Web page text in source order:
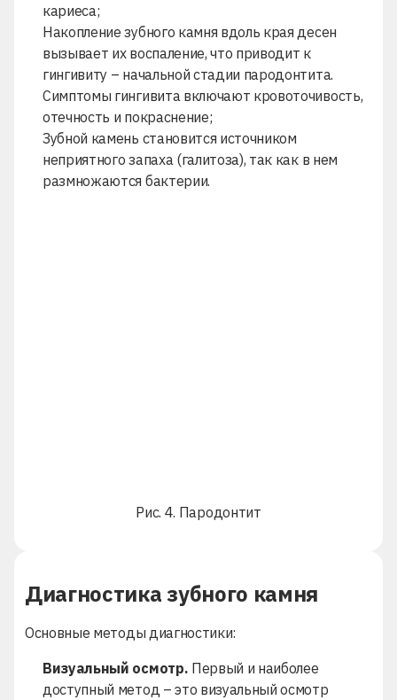
кариеса;
Накопление зубного камня вдоль края десен
вызывает их воспаление, что приводит к
гингивиту – начальной стадии пародонтита.
Симптомы гингивита включают кровоточивость,
отечность и покраснение;
Зубной камень становится источником
неприятного запаха (галитоза), так как в нем
размножаются бактерии.
Рис. 4. Пародонтит
Диагностика зубного камня
Основные методы диагностики:
Визуальный осмотр. Первый и наиболее
доступный метод – это визуальный осмотр